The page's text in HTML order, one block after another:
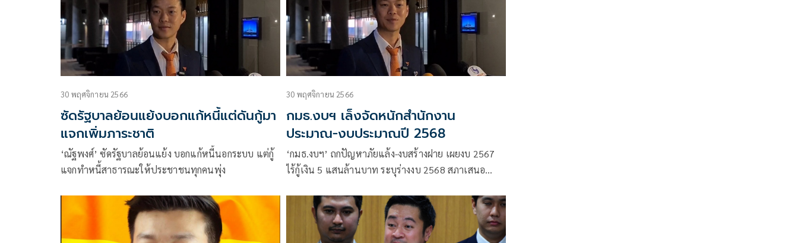
30 พฤศจิกายน 2566
ซัดรัฐบาลย้อนแย้งบอกแก้หนี้แต่ดันกู้มา
แจกเพิ่มภาระชาติ
‘ณัฐพงศ์’ ซัดรัฐบาลย้อนแย้ง บอกแก้หนี้นอกระบบ แต่กู้
แจกทำหนี้สาธารณะให้ประชาชนทุกคนพุ่ง
30 พฤศจิกายน 2566
กมธ.งบฯ เล็งจัดหนักสำนักงาน
ประมาณ-งบประมาณปี 2568
‘กมธ.งบฯ’ ถกปัญหาภัยแล้ง-งบสร้างฝาย เผยงบ 2567
ไร้กู้เงิน 5 แสนล้านบาท ระบุร่างงบ 2568 สภาเสนอ
ที่สุด ฝ่ายค้านจ่อชำแหละวินัยใช้งบรัฐบาล